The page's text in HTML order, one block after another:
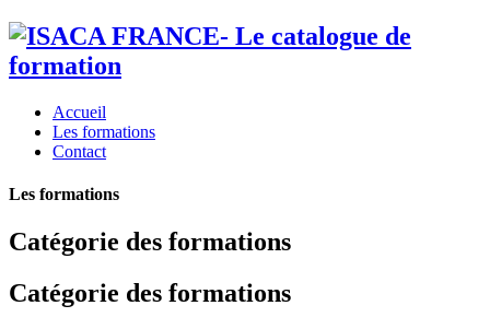
Accueil
Les formations
Contact
Les formations
Catégorie des formations
Catégorie des formations